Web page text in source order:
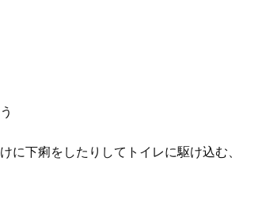
に下痢をしたりしてトイレに駆け込む、